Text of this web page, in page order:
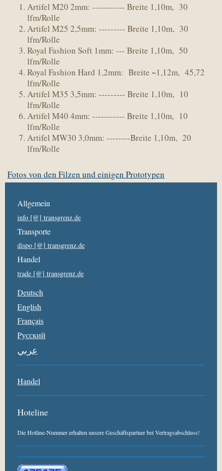
Artifel M20 2mm: ----------- Breite 1,10m, 30
lfm/Rolle
Artifel M25 2,5mm: --------- Breite 1,10m, 30
lfm/Rolle
Royal Fashion Soft 1mm: --- Breite 1,10m, 50
lfm/Rolle
Royal Fashion Hard 1,2mm: Breite ~1,12m, 45,72
lfm/Rolle
Artifel M35 3,5mm: --------- Breite 1,10m, 10
lfm/Rolle
Artifel M40 4mm: ----------- Breite 1,10m, 10
lfm/Rolle
Artifel MW30 3,0mm: --------Breite 1,10m, 20
lfm/Rolle
Fotos von den Filzen und einigen Prototypen
Allgemein
info [@] transgrenz.de
Transporte
dispo [@] transgrenz.de
Handel
trade [@] transgrenz.de
Deutsch
English
Français
Pусский
عربي
Handel
Hoteline
Die Hotline-Nummer erhalten unsere Geschäftspartner bei Vertragsabschluss!